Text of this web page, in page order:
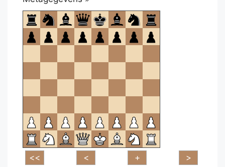
om
te
openen.